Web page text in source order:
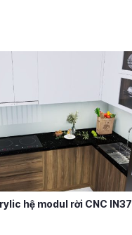
hệ modul rời CNC IN37